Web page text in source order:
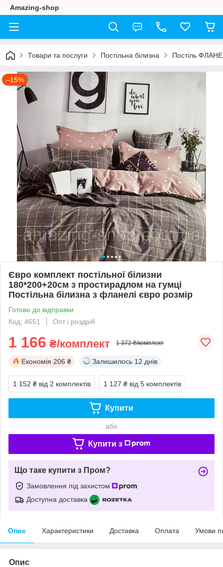
Amazing-shop
Товари та послуги Постільна білизна Постіль
–15%
Євро комплект постільної білизни
180*200+20см з простирадлом на гумці
Постільна білизна з фланелі євро розмір
Готово до відправки
Код: 4651
Опт і роздріб
1 166 ₴/комплект 1 372 ₴/комплект
Економія 206 ₴ Залишилось 12 днів
1 152 ₴ від 2 комплектів 1 127 ₴ від 5 комплектів
Купити
або
Купити з
Що таке купити з Пром?
Замовлення під захистом
Доступна доставка
Опис Характеристики Доставка Оплата Умови
Опис